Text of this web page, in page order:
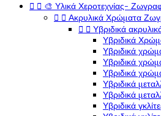
  🎨 Υλικά Χεροτεχνίας-
  Ακρυλικά Χρώματα
  Υβριδικά
Υβριδικά
Υβριδικά
Υβριδικά
Υβριδικά
Υβριδικά
Υβριδικά
Υβριδικά